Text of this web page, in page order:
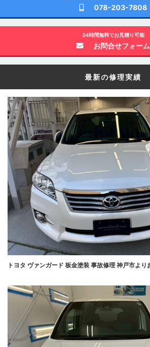
078-203-7808
24時間無料でお見積り可能
お問合せフォーム
最新の修理実績
トヨタ ヴァンガード 板金塗装 事故修理 神戸市よ